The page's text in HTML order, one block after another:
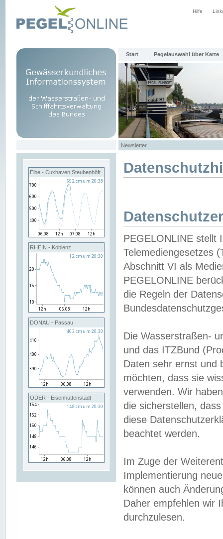
Hilfe
Start Pegelauswahl über Karte
Newsletter
Elbe - Cuxhaven Steubenhöft
RHEIN - Koblenz
DONAU - Passau
ODER - Eisenhüttenstadt
PEGELONLINE stellt
Telemediengesetzes
Abschnitt VI als
PEGELONLINE
die Regeln der
Die Wasserstraßen-
und das ITZBund
Daten sehr ernst und
möchten, dass sie
verwenden. Wir
die sicherstellen,
diese
beachtet werden.
Im Zuge der
Implementierung
können auch
Daher empfehlen wir
durchzulesen.